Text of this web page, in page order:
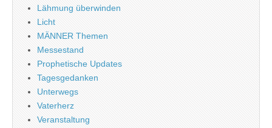
Lähmung überwinden
Licht
MÄNNER Themen
Messestand
Prophetische Updates
Tagesgedanken
Unterwegs
Vaterherz
Veranstaltung